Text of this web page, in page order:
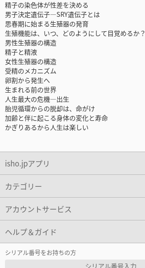
精子の染色体が性差を決める
男子決定遺伝子—SRY遺伝子とは
思春期に始まる生殖器の発育
生殖機能は、いつ、どのようにして目覚めるか？
男性生殖器の構造
精子と精液
女性生殖器の構造
受精のメカニズム
卵割から発生へ
生まれる前の世界
人生最大の危機—出生
胎児循環からの脱却は、命がけ
加齢と伴に起こる身体の変化と寿命
かぎりあるから人生は楽しい
isho.jpアプリ
カテゴリー
アカウントサービス
ヘルプ＆ガイド
シリアル番号をお持ちの方
シリアル番号入力